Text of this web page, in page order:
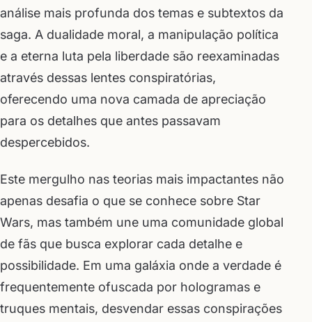
análise mais profunda dos temas e subtextos da
saga. A dualidade moral, a manipulação política
e a eterna luta pela liberdade são reexaminadas
através dessas lentes conspiratórias,
oferecendo uma nova camada de apreciação
para os detalhes que antes passavam
despercebidos.
Este mergulho nas teorias mais impactantes não
apenas desafia o que se conhece sobre Star
Wars, mas também une uma comunidade global
de fãs que busca explorar cada detalhe e
possibilidade. Em uma galáxia onde a verdade é
frequentemente ofuscada por hologramas e
truques mentais, desvendar essas conspirações